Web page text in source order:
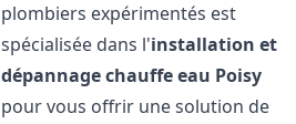
plombiers expérimentés est
spécialisée dans l'installation et
dépannage chauffe eau Poisy
pour vous offrir une solution de